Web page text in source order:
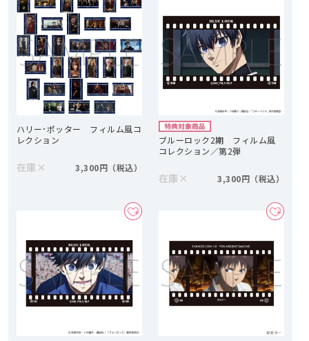
ハリー･ポッター フィルム風コ
レクション
在庫 × 3,300円
ブルーロック2期 フィルム風
コレクション／第2弾
在庫 × 3,300円